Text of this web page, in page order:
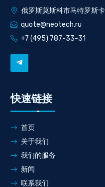
俄罗斯莫斯科市马特罗斯
quote@neotech.ru
+7 (495) 787-33-31
快速链接
首页
关于我们
我们的服务
新闻
联系我们